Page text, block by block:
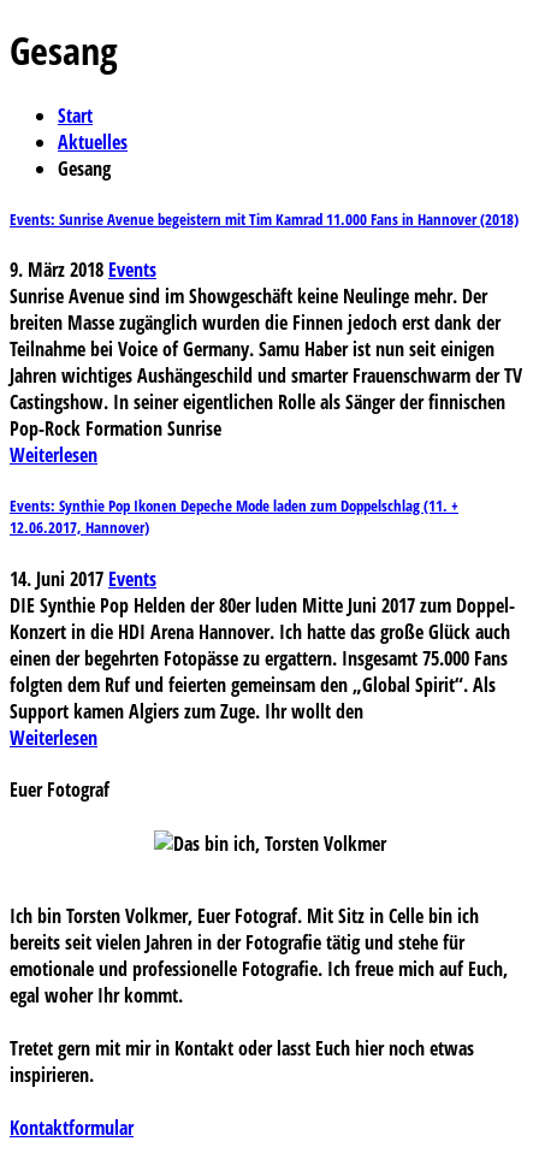
Gesang
Start
Aktuelles
Gesang
Events: Sunrise Avenue begeistern mit Tim Kamrad 11.000 Fans in Hannover (2018)
9. März 2018 Events
Sunrise Avenue sind im Showgeschäft keine Neulinge mehr. Der
breiten Masse zugänglich wurden die Finnen jedoch erst dank der
Teilnahme bei Voice of Germany. Samu Haber ist nun seit einigen
Jahren wichtiges Aushängeschild und smarter Frauenschwarm der TV
Castingshow. In seiner eigentlichen Rolle als Sänger der finnischen
Pop-Rock Formation Sunrise
Weiterlesen
Events: Synthie Pop Ikonen Depeche Mode laden zum Doppelschlag (11. +
12.06.2017, Hannover)
14. Juni 2017 Events
DIE Synthie Pop Helden der 80er luden Mitte Juni 2017 zum Doppel-
Konzert in die HDI Arena Hannover. Ich hatte das große Glück auch
einen der begehrten Fotopässe zu ergattern. Insgesamt 75.000 Fans
folgten dem Ruf und feierten gemeinsam den „Global Spirit“. Als
Support kamen Algiers zum Zuge. Ihr wollt den
Weiterlesen
Euer Fotograf
Ich bin Torsten Volkmer, Euer Fotograf. Mit Sitz in Celle bin ich
bereits seit vielen Jahren in der Fotografie tätig und stehe für
emotionale und professionelle Fotografie. Ich freue mich auf Euch,
egal woher Ihr kommt.
Tretet gern mit mir in Kontakt oder lasst Euch hier noch etwas
inspirieren.
Kontaktformular